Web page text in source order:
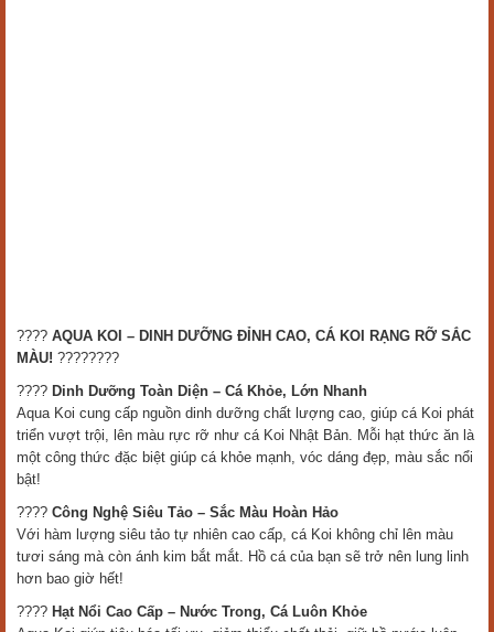
???? AQUA KOI – DINH DƯỠNG ĐỈNH CAO, CÁ KOI RẠNG RỠ SẮC
MÀU! ????????
???? Dinh Dưỡng Toàn Diện – Cá Khỏe, Lớn Nhanh
Aqua Koi cung cấp nguồn dinh dưỡng chất lượng cao, giúp cá Koi phát
triển vượt trội, lên màu rực rỡ như cá Koi Nhật Bản. Mỗi hạt thức ăn là
một công thức đặc biệt giúp cá khỏe mạnh, vóc dáng đẹp, màu sắc nổi
bật!
???? Công Nghệ Siêu Tảo – Sắc Màu Hoàn Hảo
Với hàm lượng siêu tảo tự nhiên cao cấp, cá Koi không chỉ lên màu
tươi sáng mà còn ánh kim bắt mắt. Hồ cá của bạn sẽ trở nên lung linh
hơn bao giờ hết!
???? Hạt Nổi Cao Cấp – Nước Trong, Cá Luôn Khỏe